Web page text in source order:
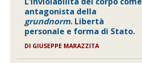
antagonista della
grundnorm. Libertà
personale e forma di Stato.
DI GIUSEPPE MARAZZITA